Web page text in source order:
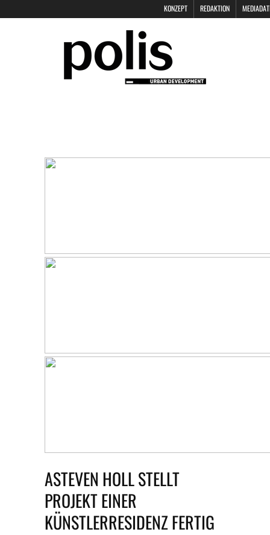
KONZEPT REDAKTION
ASTEVEN HOLL STELLT
PROJEKT EINER
KÜNSTLERRESIDENZ FERTIG